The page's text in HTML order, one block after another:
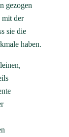
gezogen
mit der
sie die
haben.